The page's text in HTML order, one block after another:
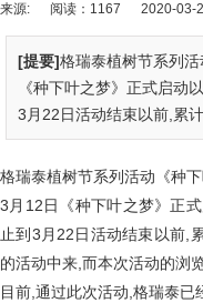
来源: 阅读：1167 2020-03-
[提要]格瑞泰植树节系列
《种下叶之梦》正式启动
3月22日活动结束以前,累
格瑞泰植树节系列活动《种
3月12日《种下叶之梦》正
止到3月22日活动结束以前,
的活动中来,而本次活动的浏
目前,通过此次活动,格瑞泰已